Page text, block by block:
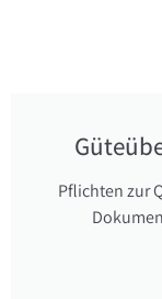
Pflichten zur